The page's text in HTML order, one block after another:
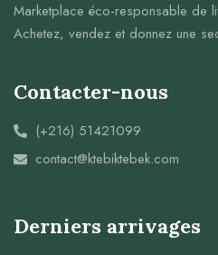
Marketplace éco-responsable de
Achetez, vendez et donnez une
Contacter-nous
(+216) 51421099
contact@ktebiktebek.com
Derniers arrivages